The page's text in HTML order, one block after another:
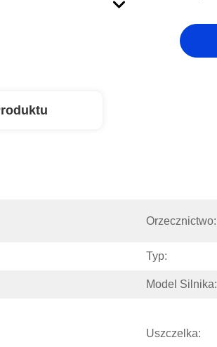
Orzecznictwo:
Typ:
Model Silnika:
Uszczelka: